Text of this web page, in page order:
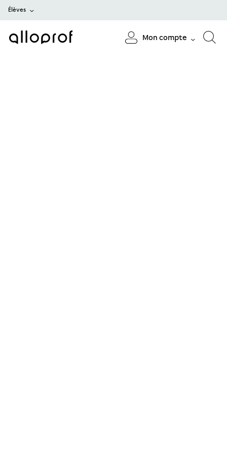
Élèves
Mon compte